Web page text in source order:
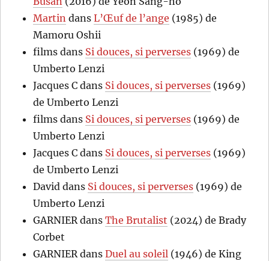
Martin dansL’Œuf de l’ange (1985) de
Mamoru Oshii
films dans Si douces, si perverses (1969) de
Umberto Lenzi
Jacques C dans Si douces, si perverses (1969)
de Umberto Lenzi
films dans Si douces, si perverses (1969) de
Umberto Lenzi
Jacques C dans Si douces, si perverses (1969)
de Umberto Lenzi
David dans Si douces, si perverses (1969) de
Umberto Lenzi
GARNIERdansThe Brutalist (2024) de Brady
Corbet
GARNIERdansDuel au soleil (1946) de King